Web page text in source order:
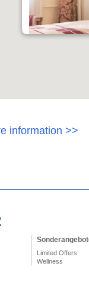
information >>
Limited Offers
Wellness